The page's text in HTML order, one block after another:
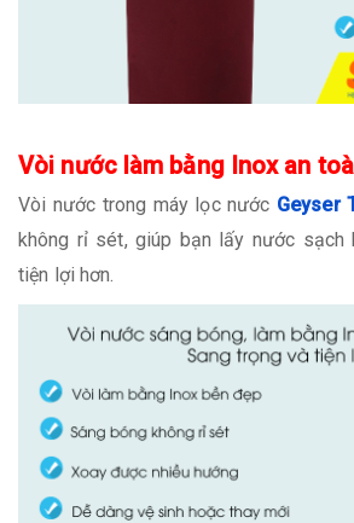
Vòi nước làm bằng Inox an
Vòi nước trong máy lọc nước Geyser
không rỉ sét, giúp bạn lấy nước sạch
tiện lợi hơn.